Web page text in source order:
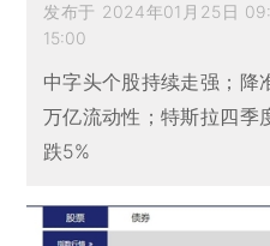
发布于 2024年01月25日
15:00
中字头个股持续走强；降
万亿流动性；特斯拉四季
跌5%